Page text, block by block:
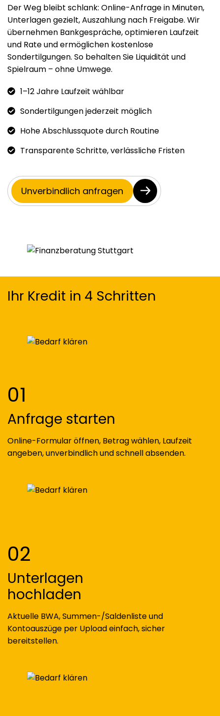
Der Weg bleibt schlank: Online-Anfrage in Minuten,
Unterlagen gezielt, Auszahlung nach Freigabe. Wir
übernehmen Bankgespräche, optimieren Laufzeit
und Rate und ermöglichen kostenlose
Sondertilgungen. So behalten Sie Liquidität und
Spielraum – ohne Umwege.
1–12 Jahre Laufzeit wählbar
Sondertilgungen jederzeit möglich
Hohe Abschlussquote durch Routine
Transparente Schritte, verlässliche Fristen
Unverbindlich anfragen
Ihr Kredit in 4 Schritten
01
Anfrage starten
Online-Formular öffnen, Betrag wählen, Laufzeit
angeben, unverbindlich und schnell absenden.
02
Unterlagen
hochladen
Aktuelle BWA, Summen-/Saldenliste und
Kontoauszüge per Upload einfach, sicher
bereitstellen.